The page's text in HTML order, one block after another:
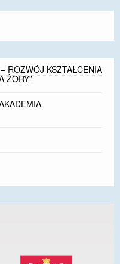
ROZWÓJ KSZTAŁCENIA
ŻORY”